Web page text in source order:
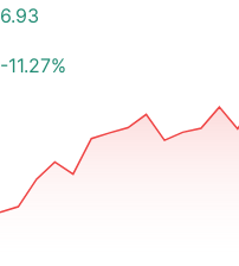
6.93
-11.27%